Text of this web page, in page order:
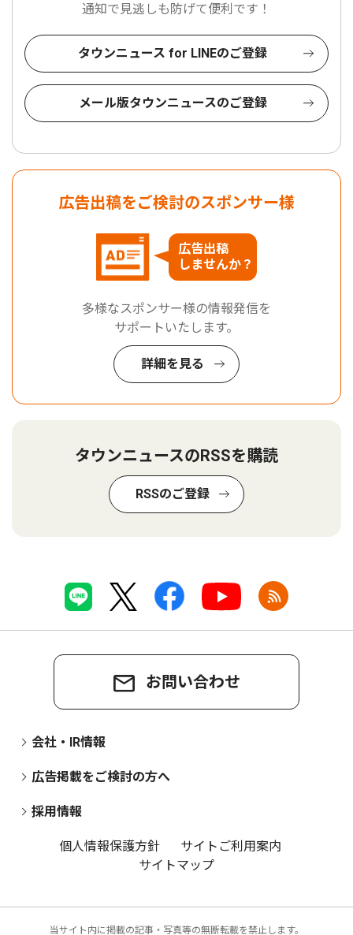
通知で見逃しも防げて便利です！
タウンニュース for LINEのご登録
メール版タウンニュースのご登録
広告出稿をご検討のスポンサー様
広告出稿
しませんか？
多様なスポンサー様の情報発信を
サポートいたします。
詳細を見る
タウンニュースのRSSを購読
RSSのご登録
お問い合わせ
会社・IR情報
広告掲載をご検討の方へ
採用情報
個人情報保護方針
サイトご利用案内
サイトマップ
当サイト内に掲載の記事・写真等の無断転載を禁止します。